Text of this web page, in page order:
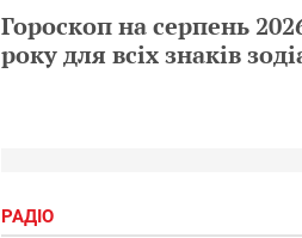
Гороскоп на серпень
року для всіх знаків
РАДІО